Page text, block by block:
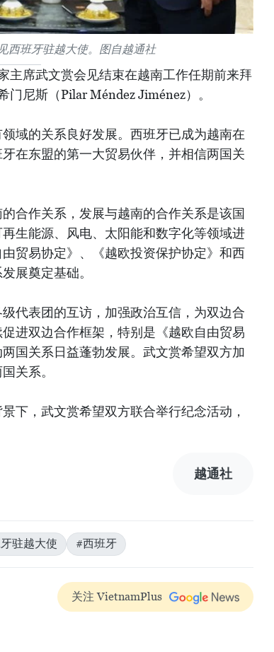
西班牙驻越大使。图自越通社
主席武文赏会见结束在越南工作任期前来拜
门尼斯（Pilar Méndez Jiménez）。
域的关系良好发展。西班牙已成为越南在
在东盟的第一大贸易伙伴，并相信两国关
合作关系，发展与越南的合作关系是该国
生能源、风电、太阳能和数字化等领域进
贸易协定》、《越欧投资保护协定》和西
展奠定基础。
代表团的互访，加强政治互信，为双边合
进双边合作框架，特别是《越欧自由贸易
国关系日益蓬勃发展。武文赏希望双方加
关系。
下，武文赏希望双方联合举行纪念活动，
越通社
驻越大使 #西班牙
关注 VietnamPlus